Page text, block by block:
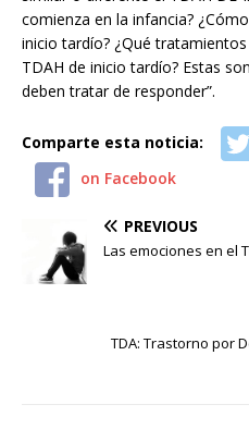
comienza en la infancia?
inicio tardío? ¿Qué
TDAH de inicio tardío? Estas
deben tratar de responder”.
Comparte esta noticia:
on Facebook
PREVIOUS
Las emociones en el
TDA: Trastorno por